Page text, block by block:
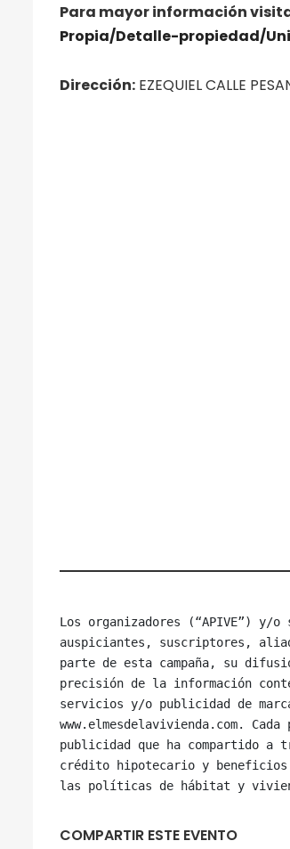
Para mayor información
Propia/Detalle-propiedad/
Dirección: EZEQUIEL CALLE
Los organizadores (“APIVE”)
auspiciantes, suscriptores,
parte de esta campaña, su
precisión de la información
servicios y/o publicidad de
www.elmesdelavivienda.com.
publicidad que ha compartido a
crédito hipotecario y beneficios
COMPARTIR ESTE EVENTO